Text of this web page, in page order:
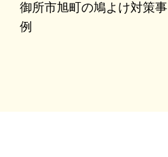
御所市旭町の鳩よけ対策事
例